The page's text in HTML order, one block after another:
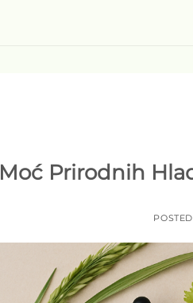
Moć Prirodnih